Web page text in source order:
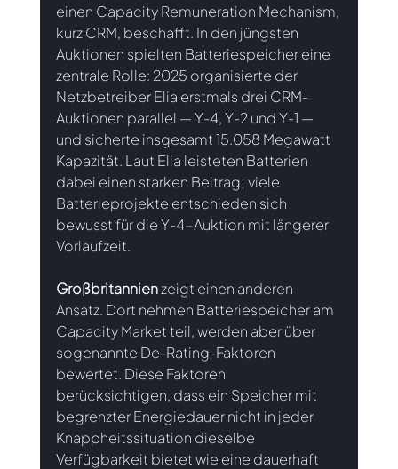
einen Capacity Remuneration Mechanism,
kurz CRM, beschafft. In den jüngsten
Auktionen spielten Batteriespeicher eine
zentrale Rolle: 2025 organisierte der
Netzbetreiber Elia erstmals drei CRM-
Auktionen parallel — Y-4, Y-2 und Y-1 —
und sicherte insgesamt 15.058 Megawatt
Kapazität. Laut Elia leisteten Batterien
dabei einen starken Beitrag; viele
Batterieprojekte entschieden sich
bewusst für die Y-4-Auktion mit längerer
Vorlaufzeit.
Großbritannien zeigt einen anderen
Ansatz. Dort nehmen Batteriespeicher am
Capacity Market teil, werden aber über
sogenannte De-Rating-Faktoren
bewertet. Diese Faktoren
berücksichtigen, dass ein Speicher mit
begrenzter Energiedauer nicht in jeder
Knappheitssituation dieselbe
Verfügbarkeit bietet wie eine dauerhaft